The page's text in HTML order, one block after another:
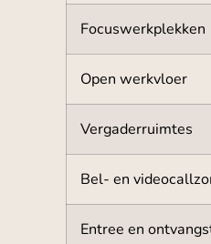
Focuswerkplekken
Open werkvloer
Vergaderruimtes
Bel- en
Entree en